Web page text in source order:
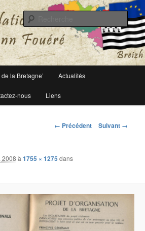
Fouéré
Yann Fouéré
de la Bretagne’ Actualités
nous Liens
Navigation
← Précédent Suivant →
2008 à1755 × 1275 dans